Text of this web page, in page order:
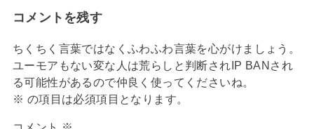
コメントを残す
ちくちく言葉ではなくふわふわ言葉を心がけましょう。
ユーモアもない変な人は荒らしと判断されIP BANされ
る可能性があるので仲良く使ってくださいね。
※ の項目は必須項目となります。